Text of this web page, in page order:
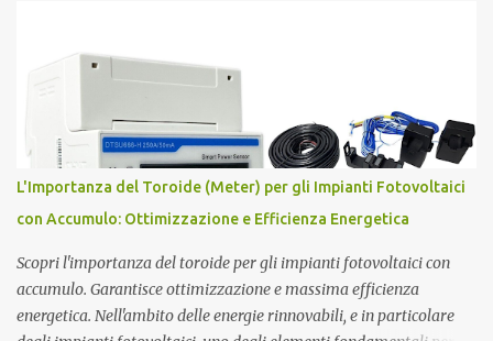
anni assistente di Guglielmo Marconi , diventandone in seguito
sull’elettromagnetismo. Ighina si è concentrato molto sullo studio
del Monopolo Magnetico che ha sintetizzato nel concetto di Atomo
Magnetico . L'Atomo Magnetico Gli atomi magnetici sono costituiti
da triplette neutre di quark (+1,-1,0). Secondo questo modello di
atomo magnetico quindi non ci sono protoni e neutroni nel nucleo
atomico...
L'Importanza del Toroide (Meter) per gli Impianti Fotovoltaici
con Accumulo: Ottimizzazione e Efficienza Energetica
Scopri l'importanza del toroide per gli impianti fotovoltaici con
accumulo. Garantisce ottimizzazione e massima efficienza
energetica. Nell'ambito delle energie rinnovabili, e in particolare